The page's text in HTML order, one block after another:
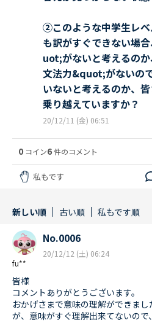
②このような中学生レベ
も訳がすぐできない場
uot;がないと考えるの
文法力&quot;がないの
いないと考えるのか、
乗り越えていますか？
20/12/11 (金) 06:51
0 コイン6件のコメント
私もです
新しい順 古い順 私もです順
fu**
No.0006
20/12/12 (土) 06:24
皆様
コメントありがとうございます。
おかげさまで意味の理解ができま
が、意味がすぐ理解出来てないの